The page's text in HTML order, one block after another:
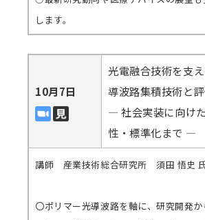
します。
10月7日
光電融合技術を支
導波路集積技術と
― 社会実装に向け
性・標準化まで ―
講師 産業技術総合研究所 須田 悟史
〇ポリマー光導波路を軸に、研究開発